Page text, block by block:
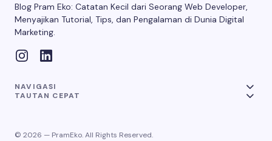
Blog Pram Eko: Catatan Kecil dari Seorang Web Developer,
Menyajikan Tutorial, Tips, dan Pengalaman di Dunia Digital
Marketing.
NAVIGASI
TAUTAN CEPAT
© 2026 — PramEko. All Rights Reserved.